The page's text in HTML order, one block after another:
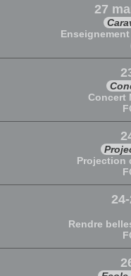
27
Concert
Projection
Rendre